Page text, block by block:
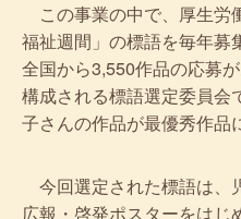
この事業の中で、厚生労
福祉週間」の標語を毎年募
全国から3,550作品の応募
構成される標語選定委員
子さんの作品が最優秀作品
今回選定された標語は、
広報・啓発ポスターをはじ